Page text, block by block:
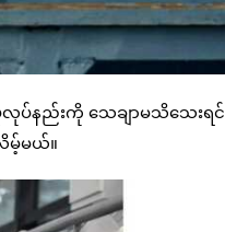
ပ်နည်းကို သေချာမသိသေးရင်
မ့်မယ်။